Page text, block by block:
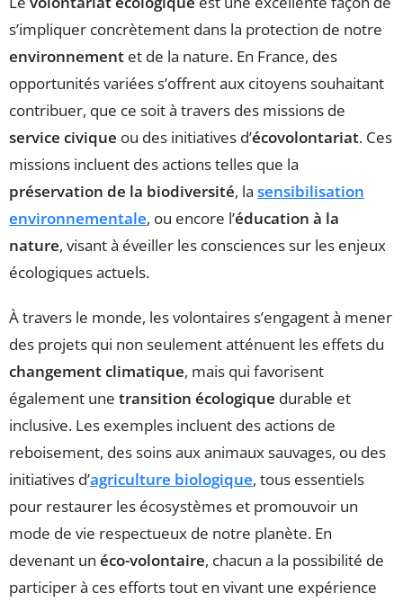
s’impliquer concrètement dans la protection de notre
environnement et de la nature. En France, des
opportunités variées s’offrent aux citoyens souhaitant
contribuer, que ce soit à travers des missions de
service civique ou des initiatives d’écovolontariat. Ces
missions incluent des actions telles que la
préservation de la biodiversité, la sensibilisation
environnementale, ou encore l’éducation à la
nature, visant à éveiller les consciences sur les enjeux
écologiques actuels.
À travers le monde, les volontaires s’engagent à mener
des projets qui non seulement atténuent les effets du
changement climatique, mais qui favorisent
également une transition écologique durable et
inclusive. Les exemples incluent des actions de
reboisement, des soins aux animaux sauvages, ou des
initiatives d’agriculture biologique, tous essentiels
pour restaurer les écosystèmes et promouvoir un
mode de vie respectueux de notre planète. En
devenant un éco-volontaire, chacun a la possibilité de
participer à ces efforts tout en vivant une expérience